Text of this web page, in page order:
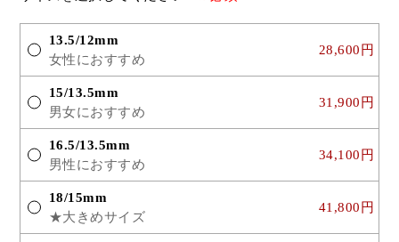
13.5/12mm
女性におすすめ
28,600円
15/13.5mm
男女におすすめ
31,900円
16.5/13.5mm
男性におすすめ
34,100円
18/15mm
★大きめサイズ
41,800円